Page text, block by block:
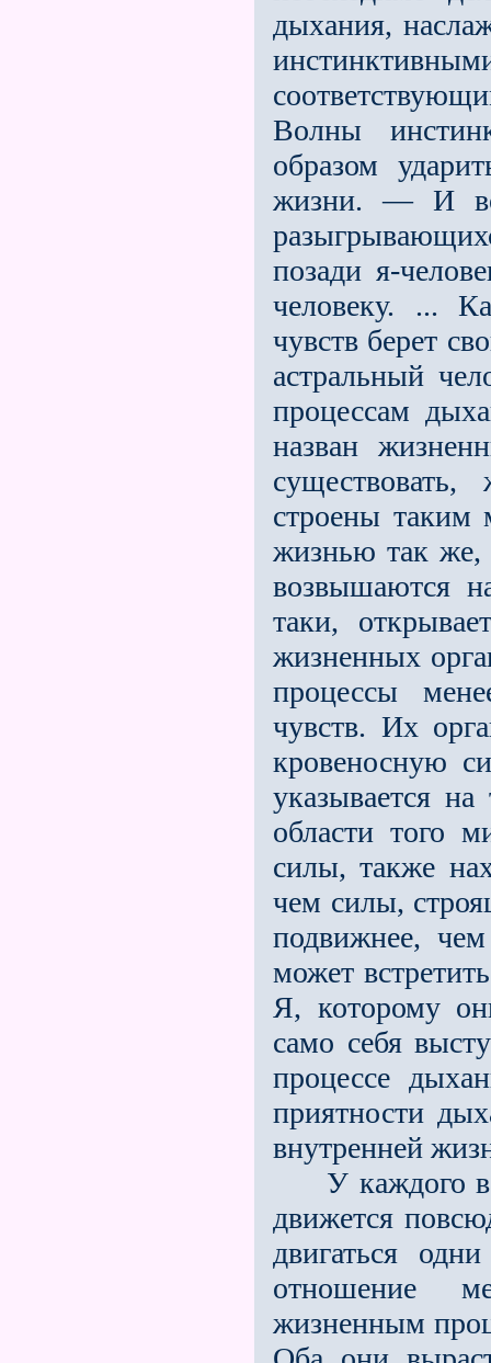
дыха­ния,
Волны
образом
жизни. — И
позади я-
человеку. ...
чувств берет
астральный
процессам
назван
строены таким
жизнью так же,
возвышаются
таки,
жизненных
процессы
чувств. Их
кровеносную
указывается на
области того
силы, также
чем силы,
подвижнее,
может
Я, которому
само себя
процессе
прият­ности
внутренней
У каждого
движется
двигаться
отношение
жизненным